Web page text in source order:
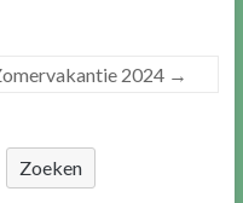
2024 →
Zoeken